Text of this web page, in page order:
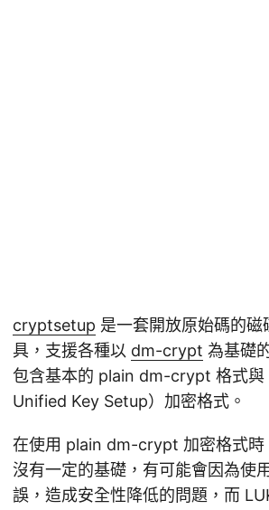
cryptsetup 是一套開放原始碼的磁
具，支援各種以 dm-crypt 為基礎
包含基本的 plain dm-crypt 格式與
Unified Key Setup）加密格式。
在使用 plain dm-crypt 加密格式時
沒有一定的基礎，有可能會因為使
誤，造成安全性降低的問題，而